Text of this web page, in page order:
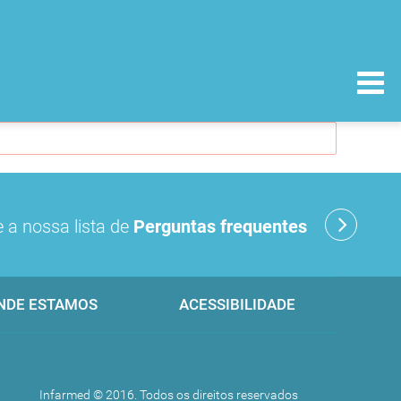
a nossa lista de Perguntas frequentes
ESTAMOS ACESSIBILIDADE
Infarmed © 2016. Todos os direitos reservados